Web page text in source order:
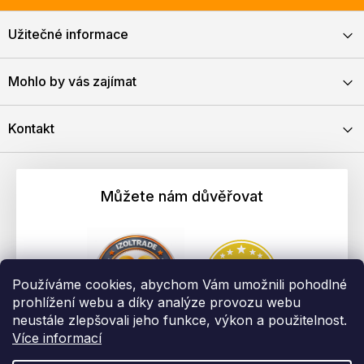
Používáme cookies, abychom Vám umožnili pohodlné
prohlížení webu a díky analýze provozu webu
neustále zlepšovali jeho funkce, výkon a použitelnost.
Více informací
Užitečné informace
Mohlo by vás zajímat
Kontakt
Můžete nám důvěřovat